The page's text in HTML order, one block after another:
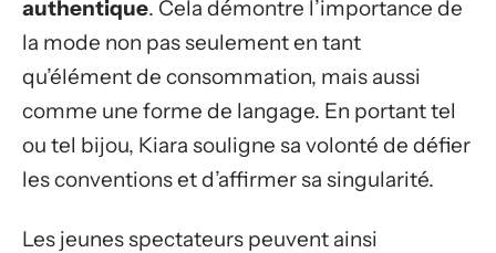
authentique. Cela démontre l’importance de
la mode non pas seulement en tant
qu’élément de consommation, mais aussi
comme une forme de langage. En portant tel
ou tel bijou, Kiara souligne sa volonté de défier
les conventions et d’affirmer sa singularité.
Les jeunes spectateurs peuvent ainsi